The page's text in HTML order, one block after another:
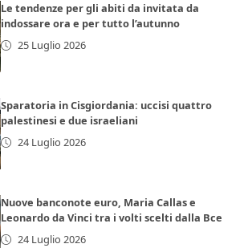
Le tendenze per gli abiti da invitata da
indossare ora e per tutto l’autunno
25 Luglio 2026
Sparatoria in Cisgiordania: uccisi quattro
palestinesi e due israeliani
24 Luglio 2026
Nuove banconote euro, Maria Callas e
Leonardo da Vinci tra i volti scelti dalla Bce
24 Luglio 2026